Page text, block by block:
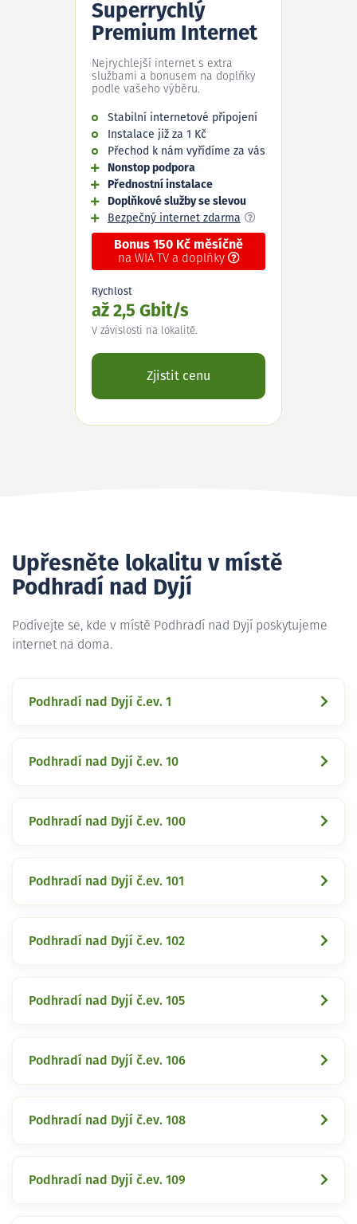
Superrychlý
Premium Internet
Nejrychlejší internet s extra
službami a bonusem na doplňky
podle vašeho výběru.
Stabilní internetové připojení
Instalace již za 1 Kč
Přechod k nám vyřídíme za vás
Nonstop podpora
Přednostní instalace
Doplňkové služby se slevou
Bezpečný internet zdarma
Bonus 150 Kč měsíčně
na WIA TV a doplňky
Rychlost
až 2,5 Gbit/s
V závislosti na lokalitě.
Zjistit cenu
Upřesněte lokalitu v místě
Podhradí nad Dyjí
Podívejte se, kde v místě Podhradí nad Dyjí poskytujeme
internet na doma.
Podhradí nad Dyjí č.ev. 1
Podhradí nad Dyjí č.ev. 10
Podhradí nad Dyjí č.ev. 100
Podhradí nad Dyjí č.ev. 101
Podhradí nad Dyjí č.ev. 102
Podhradí nad Dyjí č.ev. 105
Podhradí nad Dyjí č.ev. 106
Podhradí nad Dyjí č.ev. 108
Podhradí nad Dyjí č.ev. 109